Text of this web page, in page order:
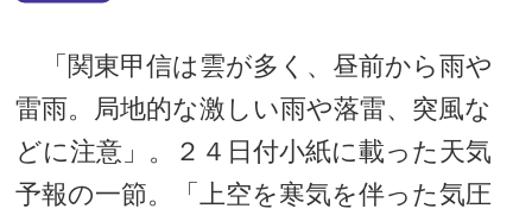
「関東甲信は雲が多く、昼前から雨や
雷雨。局地的な激しい雨や落雷、突風な
どに注意」。２４日付小紙に載った天気
予報の一節。「上空を寒気を伴った気圧